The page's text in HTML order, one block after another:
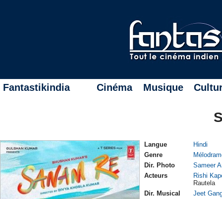
Fantastikindia Cinéma Musique
Langue
Hindi
Genre
Dir. Photo
Sameer
Acteurs
Rishi
Rautela
Dir. Musical
Jeet